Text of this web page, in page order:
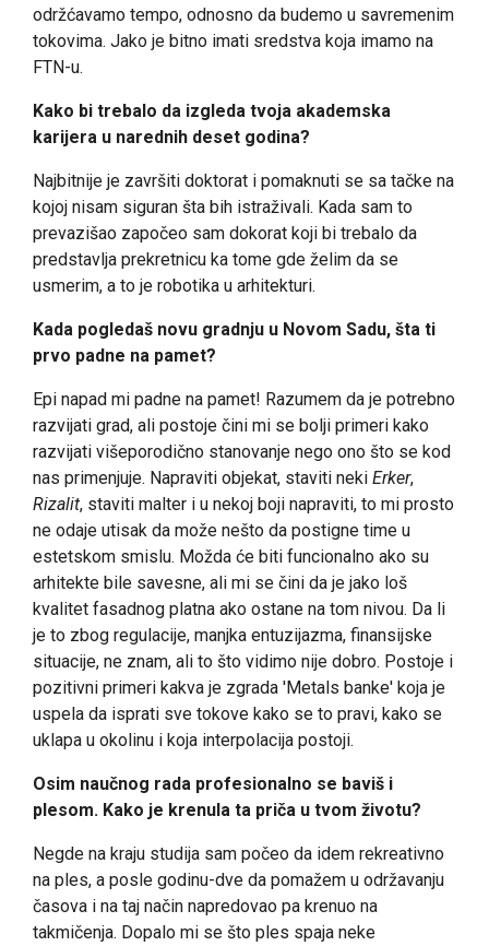
održćavamo tempo, odnosno da budemo u savremenim
tokovima. Jako je bitno imati sredstva koja imamo na
FTN-u.
Kako bi trebalo da izgleda tvoja akademska
karijera u narednih deset godina?
Najbitnije je završiti doktorat i pomaknuti se sa tačke na
kojoj nisam siguran šta bih istraživali. Kada sam to
prevazišao započeo sam dokorat koji bi trebalo da
predstavlja prekretnicu ka tome gde želim da se
usmerim, a to je robotika u arhitekturi.
Kada pogledaš novu gradnju u Novom Sadu, šta ti
prvo padne na pamet?
Epi napad mi padne na pamet! Razumem da je potrebno
razvijati grad, ali postoje čini mi se bolji primeri kako
razvijati višeporodično stanovanje nego ono što se kod
nas primenjuje. Napraviti objekat, staviti neki Erker,
Rizalit, staviti malter i u nekoj boji napraviti, to mi prosto
ne odaje utisak da može nešto da postigne time u
estetskom smislu. Možda će biti funcionalno ako su
arhitekte bile savesne, ali mi se čini da je jako loš
kvalitet fasadnog platna ako ostane na tom nivou. Da li
je to zbog regulacije, manjka entuzijazma, finansijske
situacije, ne znam, ali to što vidimo nije dobro. Postoje i
pozitivni primeri kakva je zgrada 'Metals banke' koja je
uspela da isprati sve tokove kako se to pravi, kako se
uklapa u okolinu i koja interpolacija postoji.
Osim naučnog rada profesionalno se baviš i
plesom. Kako je krenula ta priča u tvom životu?
Negde na kraju studija sam počeo da idem rekreativno
na ples, a posle godinu-dve da pomažem u održavanju
časova i na taj način napredovao pa krenuo na
takmičenja. Dopalo mi se što ples spaja neke